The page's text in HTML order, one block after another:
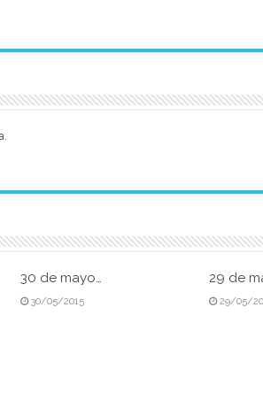
30 de mayo…
30/05/2015
29 de
29/05/